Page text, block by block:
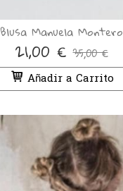
Blusa Manuela Montero
21,00 €35,00 €
Añadir a Carrito